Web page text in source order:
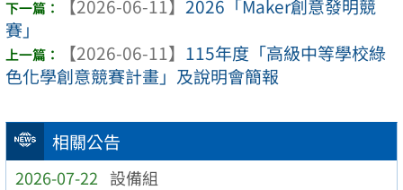
相關公告
2026-07-22 設備組
【2026-06-11】 2026「Maker創意發明競
賽」
【2026-06-11】 115年度「高級中等學校綠
色化學創意競賽計畫」及說明會簡報